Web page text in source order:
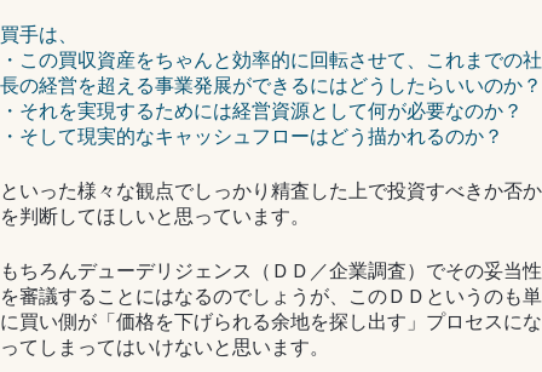
買手は、
・この買収資産をちゃんと効率的に回転させて、これまでの社
長の経営を超える事業発展ができるにはどうしたらいいのか？
・それを実現するためには経営資源として何が必要なのか？
・そして現実的なキャッシュフローはどう描かれるのか？
といった様々な観点でしっかり精査した上で投資すべきか否か
を判断してほしいと思っています。
もちろんデューデリジェンス（ＤＤ／企業調査）でその妥当性
を審議することにはなるのでしょうが、このＤＤというのも単
に買い側が「価格を下げられる余地を探し出す」プロセスにな
ってしまってはいけないと思います。